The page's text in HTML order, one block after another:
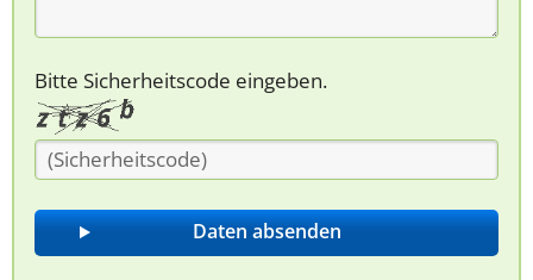
Bitte Sicherheitscode eingeben.